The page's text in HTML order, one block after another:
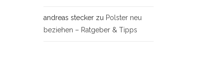
andreas stecker zu Polster neu
beziehen – Ratgeber & Tipps